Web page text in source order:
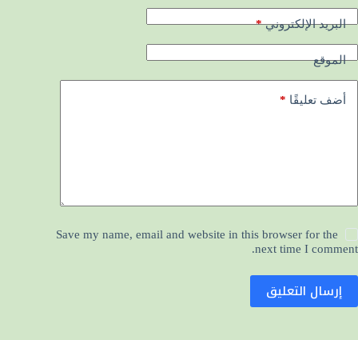
البريد الإلكتروني*
الموقع
أضف تعليقًا *
Save my name, email and website in this browser for the
next time I comment.
إرسال التعليق